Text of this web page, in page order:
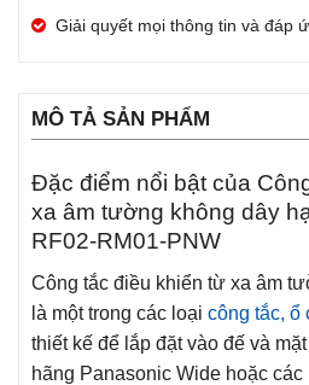
Giải quyết mọi thông tin và đáp
MÔ TẢ SẢN PHẨM
Đặc điểm nổi bật của
xa âm tường không dây
RF02-RM01-PNW
Công tắc điều khiển từ xa âm
là một trong các loại công tắc, ổ
thiết kế để lắp đặt vào đế và
hãng Panasonic Wide hoặc